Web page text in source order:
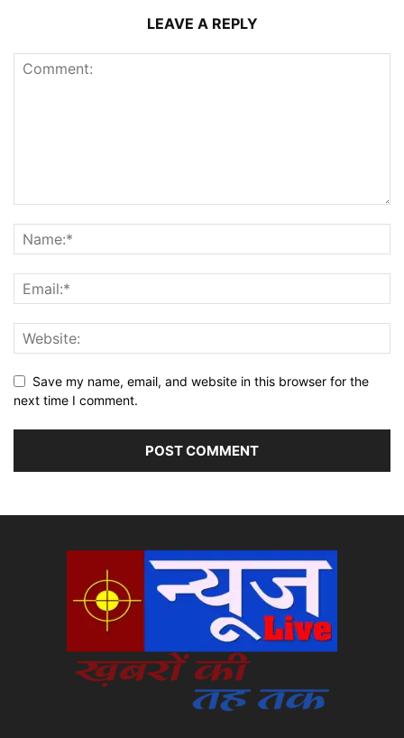
LEAVE A REPLY
Save my name, email, and website in this browser for the
next time I comment.